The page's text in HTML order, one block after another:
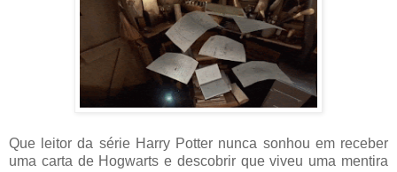
Que leitor da série Harry Potter nunca sonhou em receber
uma carta de Hogwarts e descobrir que viveu uma mentira